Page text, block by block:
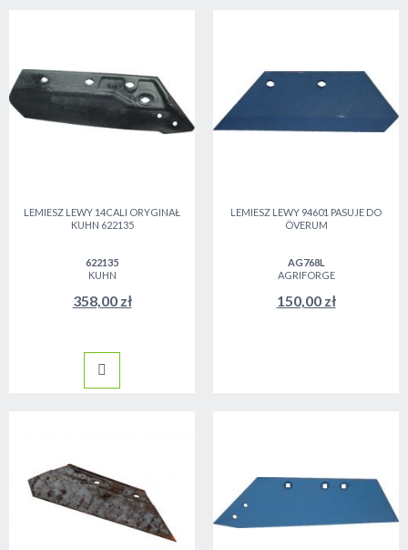
LEMIESZ LEWY 14CALI ORYGINAŁ
KUHN 622135
622135
KUHN
358,00 zł
LEMIESZ LEWY 94601 PASUJE DO
ÖVERUM
AG768L
AGRIFORGE
150,00 zł